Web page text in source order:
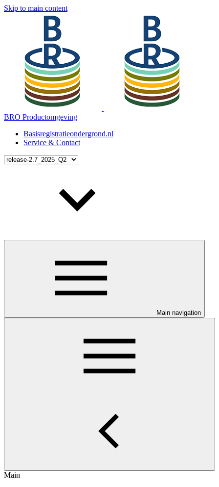
Skip to main content
BRO Productomgeving
Basisregistratieondergrond.nl
Service & Contact
Main navigation
Main